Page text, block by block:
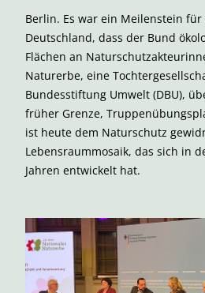
Berlin. Es war ein Meilenstein
Deutschland, dass der Bund
Flächen an
Naturerbe, eine
Bundesstiftung Umwelt (DBU),
früher Grenze,
ist heute dem Naturschutz
Lebensraummosaik, das sich in
Jahren entwickelt hat.